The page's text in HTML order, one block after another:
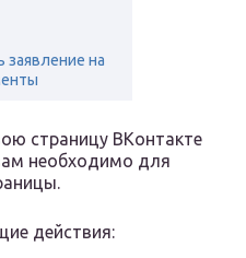
заявление на
страницу ВКонтакте
необходимо для
действия: